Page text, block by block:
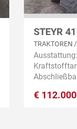
STEYR
TRAKTOREN
€ 112.000